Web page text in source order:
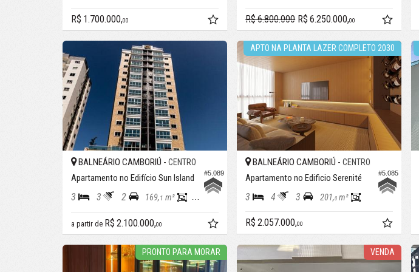
R$ 1.700.000,00 R$ 6.800.000 R$ 6.250.000,00
#5.089
BALNEÁRIO CAMBORIÚ - CENTRO
Apartamento no Edifício Sun Island
3 3 2 169,1 m² 119,
a partir de R$ 2.100.000,00
APTO NA PLANTA LAZER COMPLETO 2030
#5.085
BALNEÁRIO CAMBORIÚ -CENTRO
Apartamento no Edificio Serenité
3 4 3 201,0m²
R$ 2.057.000,00
PRONTO PARA MORAR VENDA